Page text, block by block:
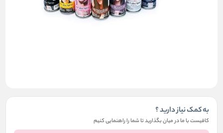
به کمک نیاز دارید ؟
کافیست با ما در میان بگذارید تا شما را راهنمایی کنیم